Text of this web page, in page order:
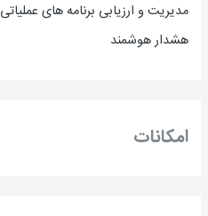
مدیریت و ارزیابی برنامه های عملیاتی
هشدار هوشمند
امکانات